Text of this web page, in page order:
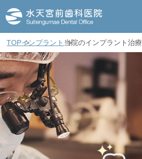
TOPインプラント 当院のインプラント治療